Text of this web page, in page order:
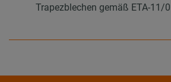
Trapezblechen gemäß ETA-11/